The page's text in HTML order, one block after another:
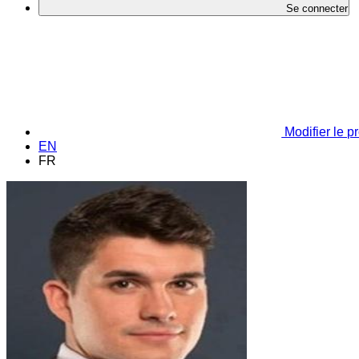
Se connecter
Modifier le
EN
FR